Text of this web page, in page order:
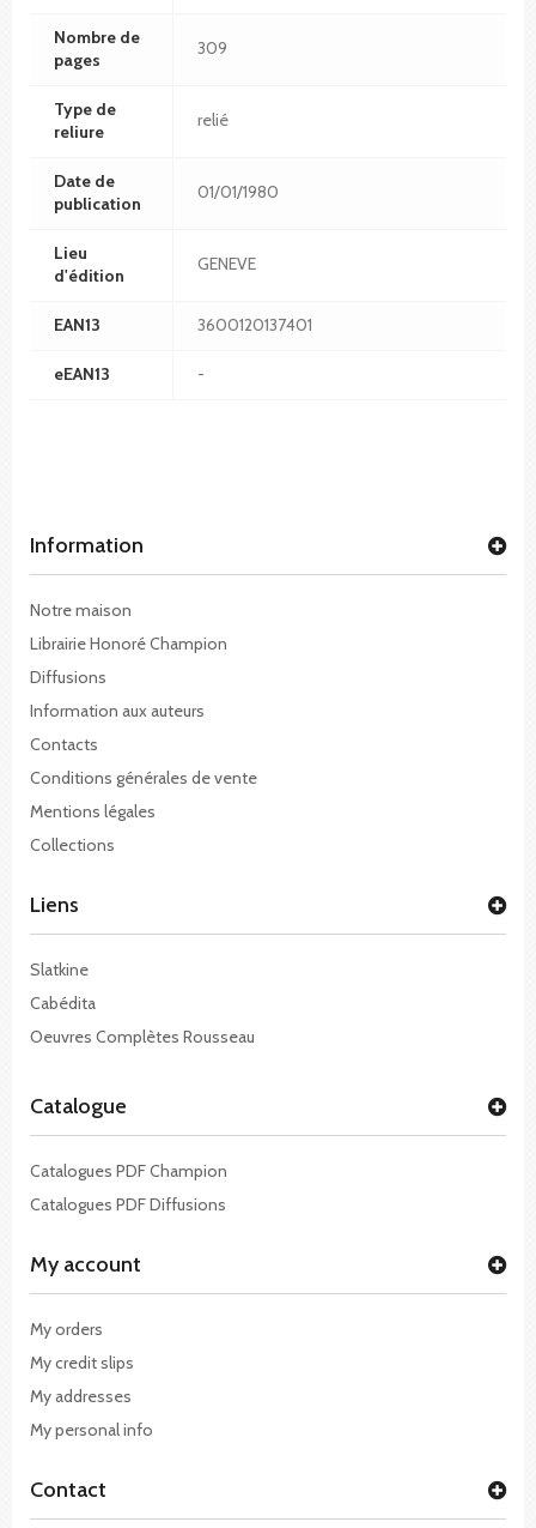
Nombre de
pages
309
Type de
reliure
relié
Date de
publication
01/01/1980
Lieu
d'édition
GENEVE
EAN13 3600120137401
eEAN13 -
Information
Notre maison
Librairie Honoré Champion
Diffusions
Information aux auteurs
Contacts
Conditions générales de vente
Mentions légales
Collections
Liens
Slatkine
Cabédita
Oeuvres Complètes Rousseau
Catalogue
Catalogues PDF Champion
Catalogues PDF Diffusions
My account
My orders
My credit slips
My addresses
My personal info
Contact